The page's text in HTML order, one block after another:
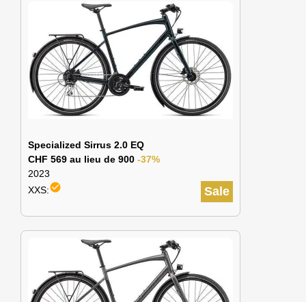
Specialized Sirrus 2.0 EQ
CHF 569 au lieu de 900 -37%
2023
Sale
XXS:check_circle